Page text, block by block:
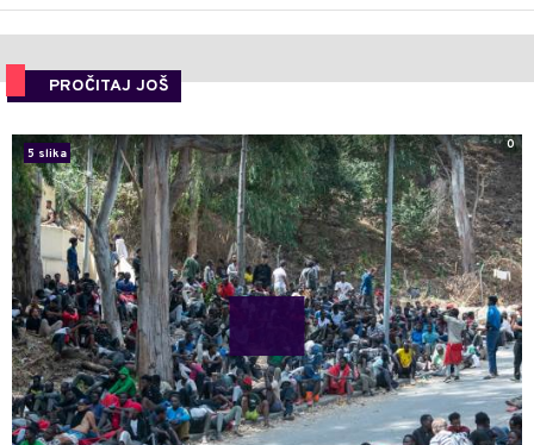
PROČITAJ JOŠ
5 slika
0